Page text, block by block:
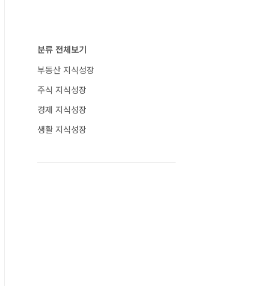
분류 전체보기
부동산 지식성장
주식 지식성장
경제 지식성장
생활 지식성장